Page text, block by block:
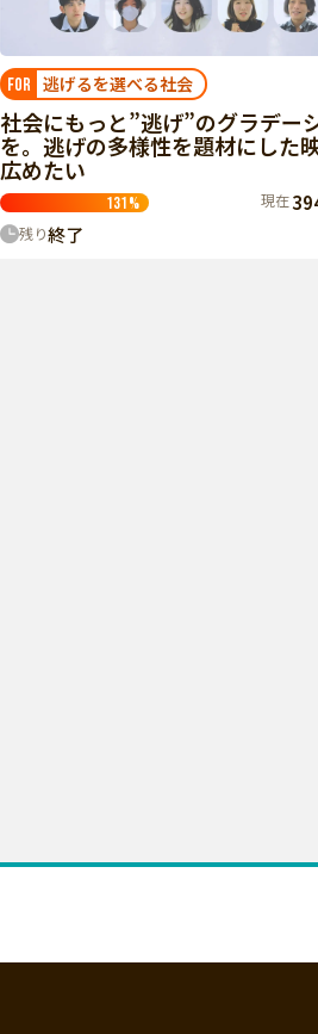
FOR 逃げるを選べる社会
社会にもっと”逃げ”のグラデー
を。逃げの多様性を題材にした
広めたい
131% 現在
残り終了